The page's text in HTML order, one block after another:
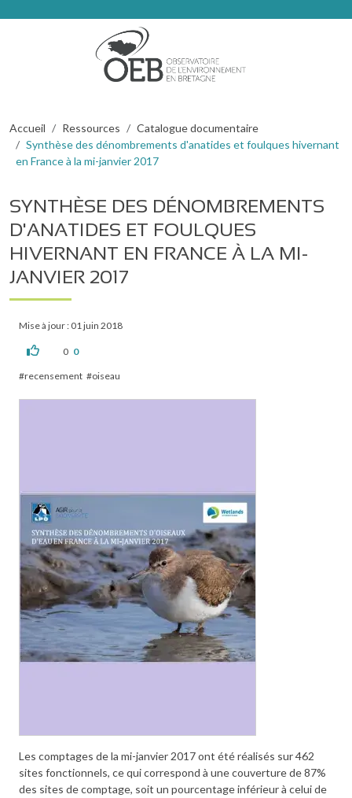
Fil d'Ariane
Accueil Ressources
Catalogue documentaire
Synthèse des dénombrements d'anatides et foulques hivernant
en France à la mi-janvier 2017
SYNTHÈSE DES DÉNOMBREMENTS
D'ANATIDES ET FOULQUES
HIVERNANT EN FRANCE À LA MI-
JANVIER 2017
Mise à jour : 01 juin 2018
0 0
recensement oiseau
Les comptages de la mi-janvier 2017 ont été réalisés sur 462
sites fonctionnels, ce qui correspond à une couverture de 87%
des sites de comptage, soit un pourcentage inférieur à celui de